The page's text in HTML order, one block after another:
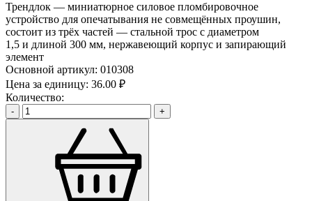
Трендлок — миниатюрное силовое пломбировочное
устройство для опечатывания не совмещённых проушин,
состоит из трёх частей — стальной трос с диаметром
1,5 и длиной 300 мм, нержавеющий корпус и запирающий
элемент
Основной артикул: 010308
Цена за единицу: 36.00 ₽
Количество:
- +